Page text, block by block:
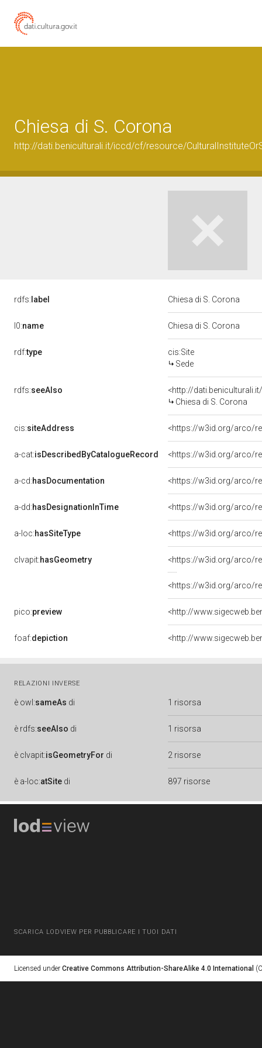
Chiesa di S. Corona
http://dati.beniculturali.it/iccd/cf/resource/
rdfs: label Chiesa di S. Corona
l0:name Chiesa di S. Corona
rdf:type
cis:Site
Sede
rdfs:seeAlso
<http://
Chiesa di S. Corona
cis:siteAddress <https://w3id.org/arco/
a-cat:isDescribedByCatalogueRecord <https://w3id.org/arco/
a-cd:hasDocumentation
a-dd:hasDesignationInTime <https://w3id.org/arco/
a-loc:hasSiteType <https://w3id.org/arco/
clvapit:hasGeometry <https://w3id.org/arco/
<https://w3id.org/arco/
pico:preview
foaf:depiction
RELAZIONI INVERSE
è owl:sameAs di 1 risorsa
è rdfs:seeAlso di 1 risorsa
è clvapit:isGeometryFor di 2 risorse
è a-loc:atSite di 897 risorse
SCARICA LODVIEW PER PUBBLICARE I TUOI DATI
Licensed under Creative Commons Attribution-ShareAlike 4.0 International